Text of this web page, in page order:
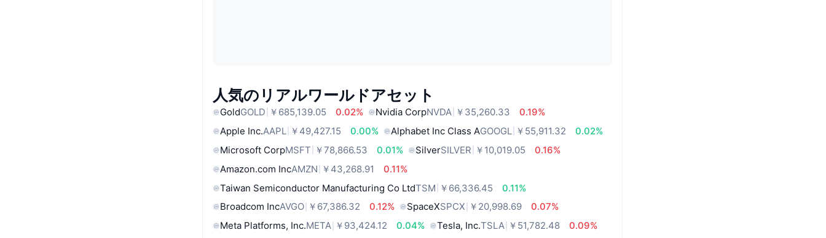
人気のリアルワールドアセット
GoldGOLD ￥685,139.05 0.02% Nvidia CorpNVDA ￥35,260.33
0.19%
Apple Inc.AAPL ￥49,427.15 0.00% Alphabet Inc Class AGOOGL ￥55,911.32
0.02%
Microsoft CorpMSFT ￥78,866.53 0.01% SilverSILVER ￥10,019.05
0.16%
Amazon.com IncAMZN ￥43,268.91
0.11%
Taiwan Semiconductor Manufacturing Co LtdTSM ￥66,336.45
0.11%
Broadcom IncAVGO ￥67,386.32 0.12% SpaceXSPCX ￥20,998.69
0.07%
Meta Platforms, Inc.META ￥93,424.12 0.04% Tesla, Inc.TSLA ￥51,782.48
0.09%